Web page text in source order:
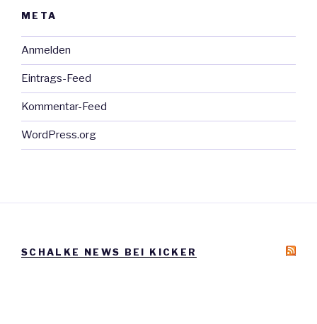
META
Anmelden
Eintrags-Feed
Kommentar-Feed
WordPress.org
SCHALKE NEWS BEI KICKER